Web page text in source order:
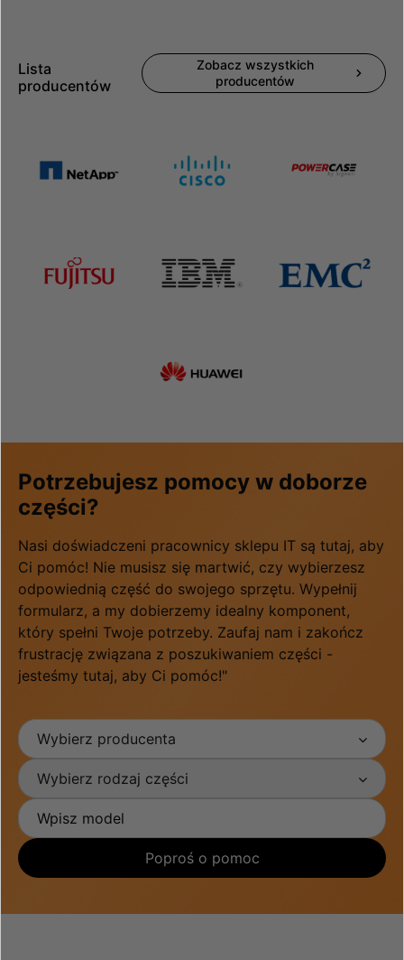
Lista
producentów
Zobacz wszystkich
producentów
Potrzebujesz pomocy w doborze
części?
Nasi doświadczeni pracownicy sklepu IT są tutaj, aby
Ci pomóc! Nie musisz się martwić, czy wybierzesz
odpowiednią część do swojego sprzętu. Wypełnij
formularz, a my dobierzemy idealny komponent,
który spełni Twoje potrzeby. Zaufaj nam i zakończ
frustrację związana z poszukiwaniem części -
jesteśmy tutaj, aby Ci pomóc!"
Wybierz producenta
Wybierz rodzaj części
Poproś o pomoc